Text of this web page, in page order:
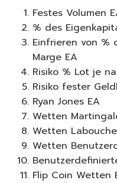
Festes Volumen
% des
Einfrieren von %
Marge EA
Risiko % Lot je
Risiko fester
Ryan Jones EA
Wetten
Wetten
Wetten
Flip Coin Wetten